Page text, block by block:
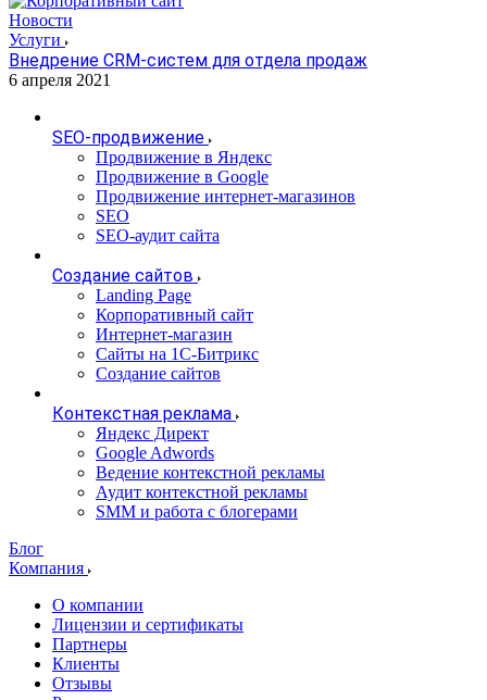
Новости
Услуги
Внедрение CRM-систем для отдела продаж
6 апреля 2021
SEO-продвижение
Продвижение в Яндекс
Продвижение в Google
Продвижение интернет-магазинов
SEO
SEO-аудит сайта
Создание сайтов
Landing Page
Корпоративный сайт
Интернет-магазин
Сайты на 1С-Битрикс
Создание сайтов
Контекстная реклама
Яндекс Директ
Google Adwords
Ведение контекстной рекламы
Аудит контекстной рекламы
SMM и работа с блогерами
Блог
Компания
О компании
Лицензии и сертификаты
Партнеры
Клиенты
Отзывы